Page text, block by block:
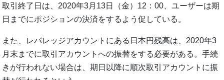
取引終了日は、2020年3月13日（金）12：00、ユーザーは期
日までにポジションの決済をするよう促している。
また、レバレッジアカウントにある日本円残高は、2020年3
月末までに取引アカウントへの振替をする必要がある。手続
きが行われない場合は、期日以降に順次取引アカウントに振